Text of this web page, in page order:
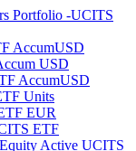
Portfolio -UCITS
AccumUSD
USD
AccumUSD
Units
EUR
ETF
Active UCITS